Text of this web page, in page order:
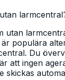
utan
populära
Du
att ingen
skickas